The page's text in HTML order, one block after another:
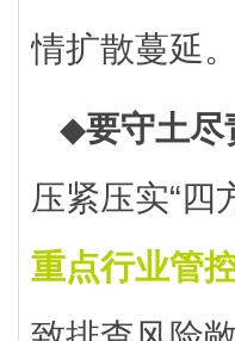
情扩散蔓延。
◆要守土尽
压紧压实“四
重点行业管